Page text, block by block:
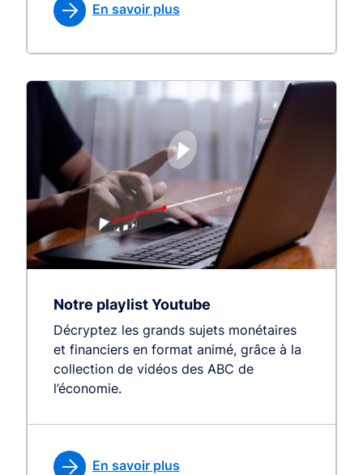
En savoir plus
Notre playlist Youtube
Décryptez les grands sujets monétaires
et financiers en format animé, grâce à la
collection de vidéos des ABC de
l’économie.
En savoir plus